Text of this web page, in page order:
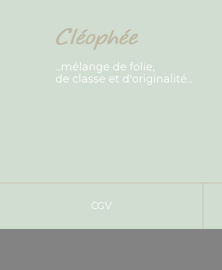
...mélange de folie,
de classe et d'originalité...
CGV